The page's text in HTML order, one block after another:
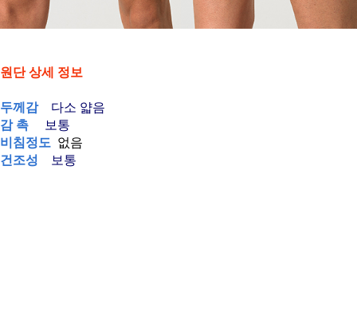
원단 상세 정보
두께감
다소 얇음
감 촉
보통
비침정도 없음
건조성
보통